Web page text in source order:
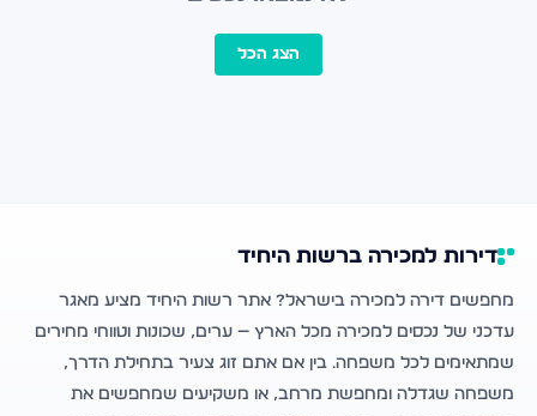
הצג הכל
דירות למכירה ברשות היחיד
מחפשים דירה למכירה בישראל? אתר רשות היחיד מציע מאגר
עדכני של נכסים למכירה מכל הארץ — ערים, שכונות וטווחי מחירים
שמתאימים לכל משפחה. בין אם אתם זוג צעיר בתחילת הדרך,
משפחה שגדלה ומחפשת מרחב, או משקיעים שמחפשים את